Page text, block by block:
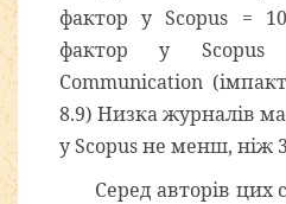
фактор у Scopus =
фактор у
Communication
8.9) Низка журналів
у Scopus не менш, ніж
Серед авторів